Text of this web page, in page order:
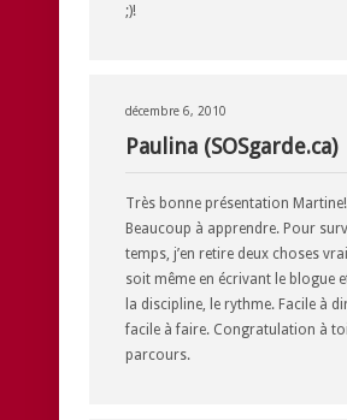
;)!
décembre 6, 2010
Paulina (SOSgarde.ca)
Très bonne présentation Martine!
Beaucoup à apprendre. Pour
temps, j’en retire deux choses
soit même en écrivant le blogue
la discipline, le rythme. Facile à
facile à faire. Congratulation à
parcours.